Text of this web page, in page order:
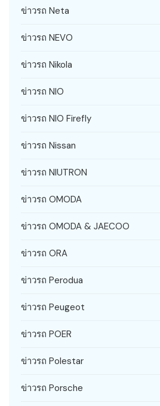
ข่าวรถ Neta
ข่าวรถ NEVO
ข่าวรถ Nikola
ข่าวรถ NIO
ข่าวรถ NIO Firefly
ข่าวรถ Nissan
ข่าวรถ NIUTRON
ข่าวรถ OMODA
ข่าวรถ OMODA & JAECOO
ข่าวรถ ORA
ข่าวรถ Perodua
ข่าวรถ Peugeot
ข่าวรถ POER
ข่าวรถ Polestar
ข่าวรถ Porsche